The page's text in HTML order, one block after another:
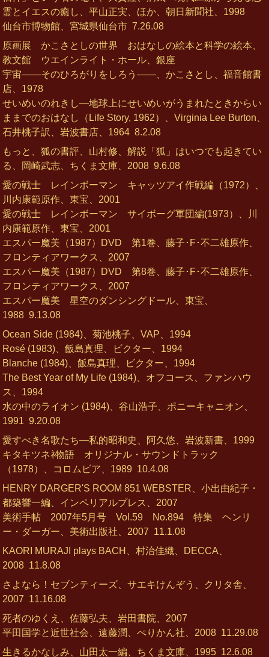
霊とイエスの癒し、平山正実、ほか、朝日新聞社、1998
仙台市博物館、宮城県仙台市 7.26.08
原画展 かこさとしの世界 おはなしの絵本と科学の絵本、
教文館 ウエインライト・ホール、銀座
宇宙――そのひろがりをしろう――、かこさとし、福音館書
店、1978
せいめいのれきし―地球上にせいめいがうまれたときからい
ままでのおはなし（Life Story, 1962）、Virginia Lee Burton、
石井桃子訳、岩波書店、1964 8.2.08
もっと、狐の書評、山村修、解説「狐」はいつでも起きてい
る、岡崎武志、ちくま文庫、2008 9.6.08
愛の戦士 レインボーマン キャッツアイ作戦編（1972）、
川内康範原作、東宝、2001
愛の戦士 レインボーマン サイボーグ軍団編(1973）、川
内康範原作、東宝、2001
エスパー魔美（1987）DVD 第1巻、藤子･F･不二雄原作、
フロンティアワークス、2007
エスパー魔美（1987）DVD 第8巻、藤子･F･不二雄原作、
フロンティアワークス、2007
エスパー魔美 星空のダンシングドール、東宝、
1988 9.13.08
Ocean Side (1984)、菊池桃子、VAP、1994
Rosé (1983)、飯島真理、ビクター、1994
Blanche (1984)、飯島真理、ビクター、1994
The Best Year of My Life (1984)、オフコース、ファンハウ
ス、1994
水の中のライオン (1984)、谷山浩子、ポニーキャニオン、
1991 9.20.08
愛すべき名歌たち―私的昭和史、阿久悠、岩波新書、1999
キタキツネﾈ物語 オリジナル・サウンドトラック
（1978）、コロムビア、1989 10.4.08
HENRY DARGER'S ROOM 851 WEBSTER、小出由紀子・
都築響一編、インペリアルプレス、2007
美術手帖 2007年5月号 Vol.59 No.894 特集 ヘンリ
ー・ダーガー、美術出版社、2007 11.1.08
KAORI MURAJI plays BACH、村治佳織、DECCA、
2008 11.8.08
さよなら！セブンティーズ、サエキけんぞう、クリタ舎、
2007 11.16.08
死者のゆくえ、佐藤弘夫、岩田書院、2007
平田国学と近世社会、遠藤潤、ぺりかん社、2008 11.29.08
生きるかなしみ、山田太一編、ちくま文庫、1995 12.6.08